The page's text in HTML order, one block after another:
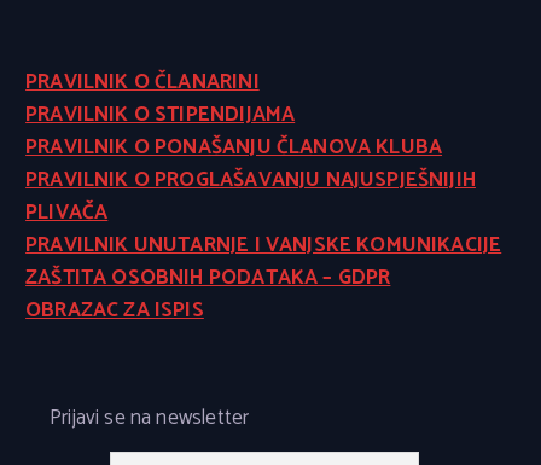
PRAVILNIK O ČLANARINI
PRAVILNIK O STIPENDIJAMA
PRAVILNIK O PONAŠANJU ČLANOVA KLUBA
PRAVILNIK O PROGLAŠAVANJU NAJUSPJEŠNIJIH
PLIVAČA
PRAVILNIK UNUTARNJE I VANJSKE KOMUNIKACIJE
ZAŠTITA OSOBNIH PODATAKA – GDPR
OBRAZAC ZA ISPIS
Prijavi se na newsletter